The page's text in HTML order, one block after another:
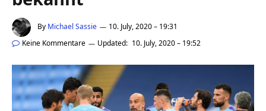
By Michael Sassie
10. July, 2020 – 19:31
Keine Kommentare
Updated: 10. July, 2020 – 19:52